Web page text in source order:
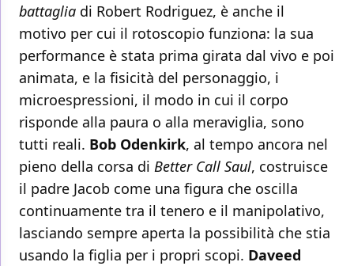
battaglia di Robert Rodriguez, è anche il
motivo per cui il rotoscopio funziona: la sua
performance è stata prima girata dal vivo e poi
animata, e la fisicità del personaggio, i
microespressioni, il modo in cui il corpo
risponde alla paura o alla meraviglia, sono
tutti reali. Bob Odenkirk, al tempo ancora nel
pieno della corsa di Better Call Saul, costruisce
il padre Jacob come una figura che oscilla
continuamente tra il tenero e il manipolativo,
lasciando sempre aperta la possibilità che stia
usando la figlia per i propri scopi. Daveed